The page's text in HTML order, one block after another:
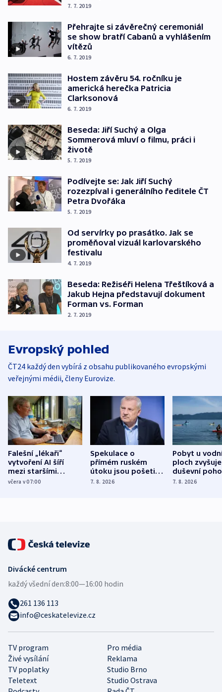
7. 7. 2019
Přehrajte si závěrečný ceremoniál
se show bratří Cabanů a vyhlášením
vítězů
6. 7. 2019
Hostem závěru 54. ročníku je
americká herečka Patricia
Clarksonová
6. 7. 2019
Beseda: Jiří Suchý a Olga
Sommerová mluví o filmu, práci i
životě
5. 7. 2019
Podívejte se: Jak Jiří Suchý
rozezpíval i generálního ředitele ČT
Petra Dvořáka
5. 7. 2019
Od servírky po prasátko. Jak se
proměňoval vizuál karlovarského
festivalu
4. 7. 2019
Beseda: Režiséři Helena Třeštíková a
Jakub Hejna představují dokument
Forman vs. Forman
2. 7. 2019
Evropský pohled
ČT24 každý den vybírá z obsahu publikovaného evropskými
veřejnými médii, členy Eurovize.
Falešní „lékaři“
vytvoření AI šíří
mezi staršími
Poláky nebezpečné
včera v 07:00
Spekulace o
přímém ruském
útoku jsou pošetilé,
míní estonský
7. 8. 2026
Pobyt u
ploch zvyšuje
duševní
ukázala
7. 8. 2026
TV program
Pro média
Živé vysílání
Reklama
TV poplatky
Studio Brno
Teletext
Studio Ostrava
Divácké centrum
každý všední den:8:00—16:00 hodin
261 136 113
info@ceskatelevize.cz